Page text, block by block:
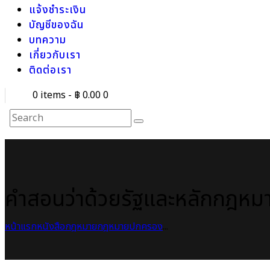
แจ้งชำระเงิน
บัญชีของฉัน
บทความ
เกี่ยวกับเรา
ติดต่อเรา
0 items - ฿ 0.000
หน้าแรกหนังสือกฎหมายกฎหมายปกครอง